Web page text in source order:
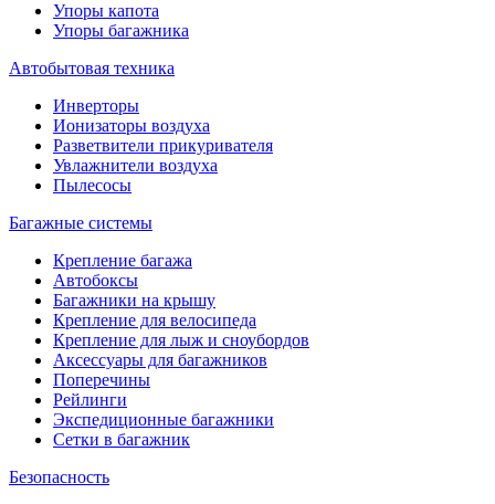
Упоры капота
Упоры багажника
Автобытовая техника
Инверторы
Ионизаторы воздуха
Разветвители прикуривателя
Увлажнители воздуха
Пылесосы
Багажные системы
Крепление багажа
Автобоксы
Багажники на крышу
Крепление для велосипеда
Крепление для лыж и сноубордов
Аксессуары для багажников
Поперечины
Рейлинги
Экспедиционные багажники
Сетки в багажник
Безопасность